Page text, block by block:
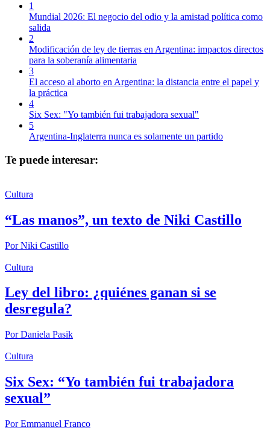
1
Mundial 2026: El negocio del odio y la amistad política como
salida
2
Modificación de ley de tierras en Argentina: impactos directos
para la soberanía alimentaria
3
El acceso al aborto en Argentina: la distancia entre el papel y
la práctica
4
Six Sex: "Yo también fui trabajadora sexual"
5
Argentina-Inglaterra nunca es solamente un partido
Te puede interesar:
Cultura
“Las manos”, un texto de Niki Castillo
PorNiki Castillo
Cultura
Ley del libro: ¿quiénes ganan si se
desregula?
PorDaniela Pasik
Cultura
Six Sex: “Yo también fui trabajadora
sexual”
PorEmmanuel Franco